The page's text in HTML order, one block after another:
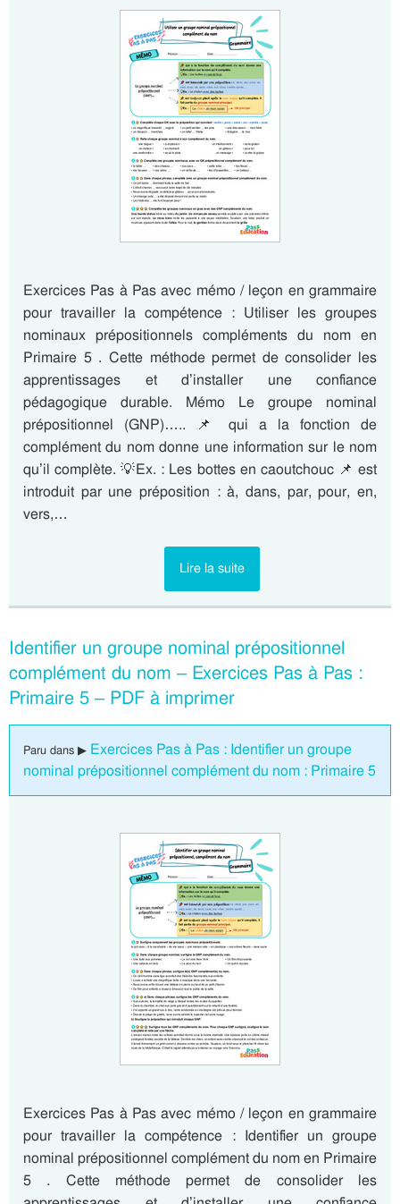
Exercices Pas à Pas avec mémo / leçon en grammaire
pour travailler la compétence : Utiliser les groupes
nominaux prépositionnels compléments du nom en
Primaire 5 . Cette méthode permet de consolider les
apprentissages et d’installer une confiance
pédagogique durable. Mémo Le groupe nominal
prépositionnel (GNP)….. 📌 qui a la fonction de
complément du nom donne une information sur le nom
qu’il complète. 💡Ex. : Les bottes en caoutchouc 📌 est
introduit par une préposition : à, dans, par, pour, en,
vers,…
Lire la suite
Identifier un groupe nominal prépositionnel
complément du nom – Exercices Pas à Pas :
Primaire 5 – PDF à imprimer
Paru dans ▶ Exercices Pas à Pas : Identifier un groupe
nominal prépositionnel complément du nom : Primaire 5
Exercices Pas à Pas avec mémo / leçon en grammaire
pour travailler la compétence : Identifier un groupe
nominal prépositionnel complément du nom en Primaire
5 . Cette méthode permet de consolider les